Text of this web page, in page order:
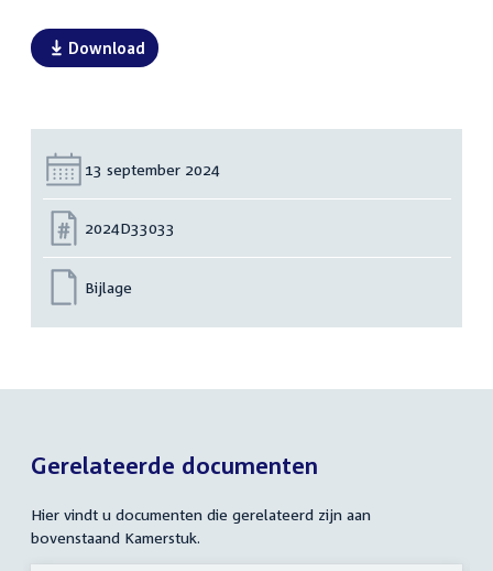
Download
Datum:
13 september 2024
Nummer:
2024D33033
Bijlage
Gerelateerde documenten
Hier vindt u documenten die gerelateerd zijn aan
bovenstaand Kamerstuk.